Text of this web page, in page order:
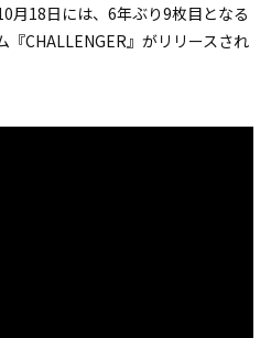
月18日には、6年ぶり9枚目となる
『CHALLENGER』がリリースされ